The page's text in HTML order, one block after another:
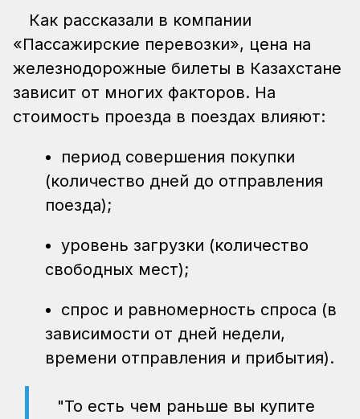
Как рассказали в компании
«Пассажирские перевозки», цена на
железнодорожные билеты в Казахстане
зависит от многих факторов. На
стоимость проезда в поездах влияют:
период совершения покупки
(количество дней до отправления
поезда);
уровень загрузки (количество
свободных мест);
спрос и равномерность спроса (в
зависимости от дней недели,
времени отправления и прибытия).
"То есть чем раньше вы купите